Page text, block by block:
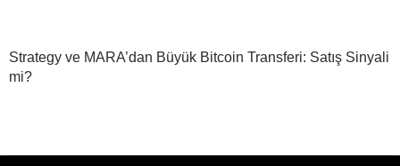
Strategy ve MARA’dan Büyük Bitcoin Transferi: Satış Sinyali
mi?